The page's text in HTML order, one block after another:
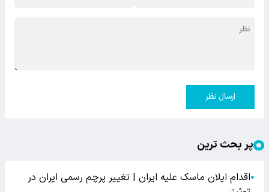
ارسال نظر
پر بحث ترین
●اقدام ایلان ماسک علیه ایران | تغییر پرچم رسمی ایران در